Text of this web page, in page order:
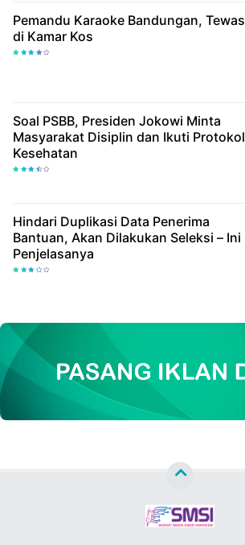
Pemandu Karaoke Bandungan, Tewas
di Kamar Kos
Soal PSBB, Presiden Jokowi Minta
Masyarakat Disiplin dan Ikuti Protokol
Kesehatan
Hindari Duplikasi Data Penerima
Bantuan, Akan Dilakukan Seleksi – Ini
Penjelasanya